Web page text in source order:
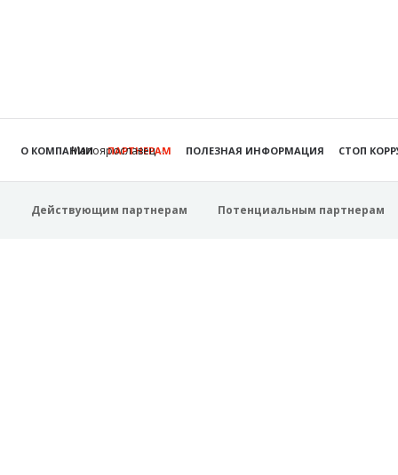
Малоярославец
О КОМПАНИИ ПАРТНЕРАМ ПОЛЕЗНАЯ ИНФОРМАЦИЯ СТОП
Действующим партнерам Потенциальным партнерам